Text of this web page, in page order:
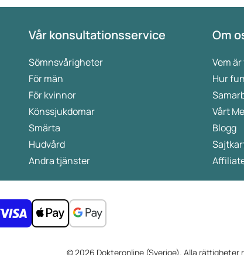
Vår konsultationsservice
Sömnsvårigheter
För män
För kvinnor
Könssjukdomar
Smärta
Hudvård
Andra tjänster
Om
Vem är
Hur
Vårt
Blogg
© 2026 Dokteronline (Sverige). Alla rättigheter